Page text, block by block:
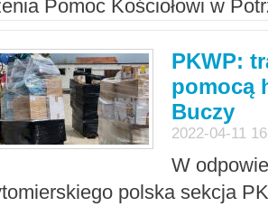
Pomoc Kościołowi w
PKWP:
pomocą
Buczy
2022-04-11
W
polska sekcja